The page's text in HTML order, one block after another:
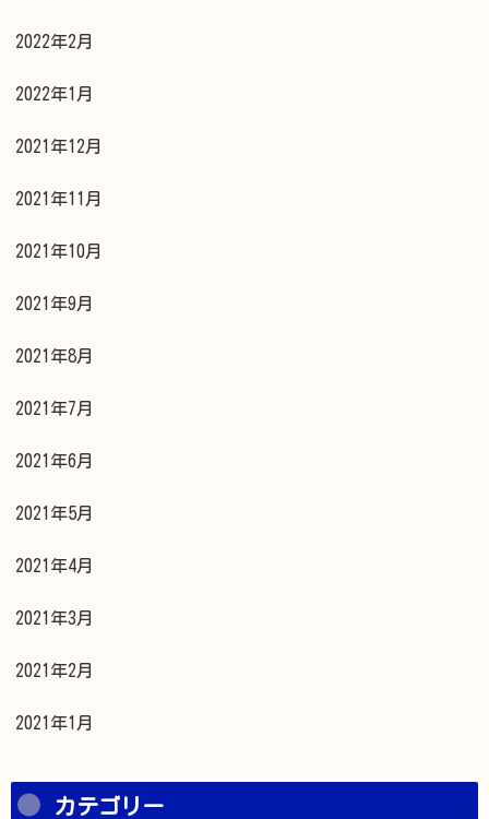
2022年2月
2022年1月
2021年12月
2021年11月
2021年10月
2021年9月
2021年8月
2021年7月
2021年6月
2021年5月
2021年4月
2021年3月
2021年2月
2021年1月
カテゴリー